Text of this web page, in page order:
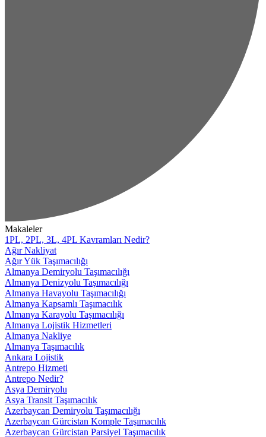
Makaleler
1PL, 2PL, 3L, 4PL Kavramları Nedir?
Ağır Nakliyat
Ağır Yük Taşımacılığı
Almanya Demiryolu Taşımacılığı
Almanya Denizyolu Taşımacılığı
Almanya Havayolu Taşımacılığı
Almanya Kapsamlı Taşımacılık
Almanya Karayolu Taşımacılığı
Almanya Lojistik Hizmetleri
Almanya Nakliye
Almanya Taşımacılık
Ankara Lojistik
Antrepo Hizmeti
Antrepo Nedir?
Asya Demiryolu
Asya Transit Taşımacılık
Azerbaycan Demiryolu Taşımacılığı
Azerbaycan Gürcistan Komple Taşımacılık
Azerbaycan Gürcistan Parsiyel Taşımacılık